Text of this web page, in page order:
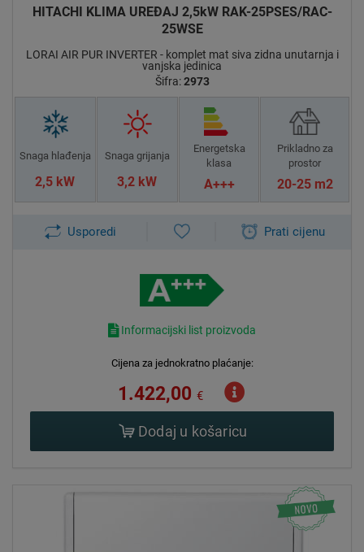
HITACHI KLIMA UREĐAJ 2,5kW RAK-25PSES/RAC-
25WSE
LORAI AIR PUR INVERTER - komplet mat siva zidna unutarnja i
vanjska jedinica
Šifra:2973
Snaga hlađenja
2,5 kW
Snaga grijanja
3,2 kW
Energetska
klasa
A+++
Prikladno za
prostor
20-25 m2
Usporedi Prati cijenu
Informacijski list proizvoda
Cijena za jednokratno plaćanje:
1.422,00 €
Dodaj u košaricu